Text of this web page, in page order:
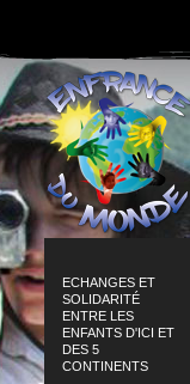
ECHANGES ET
SOLIDARITÉ
ENTRE LES
ENFANTS D'ICI ET
DES 5
CONTINENTS